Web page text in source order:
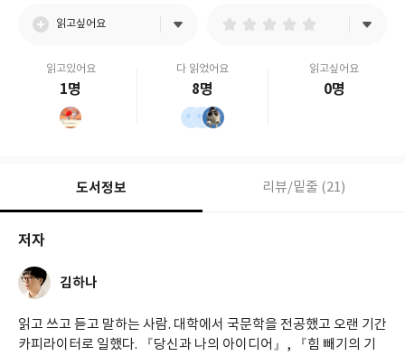
읽고싶어요
읽고있어요
1명
다 읽었어요
8명
읽고싶어요
0명
도서정보 리뷰/밑줄 (21)
저자
김하나
읽고 쓰고 듣고 말하는 사람. 대학에서 국문학을 전공했고 오랜 기간
카피라이터로 일했다. 『당신과 나의 아이디어』, 『힘 빼기의 기